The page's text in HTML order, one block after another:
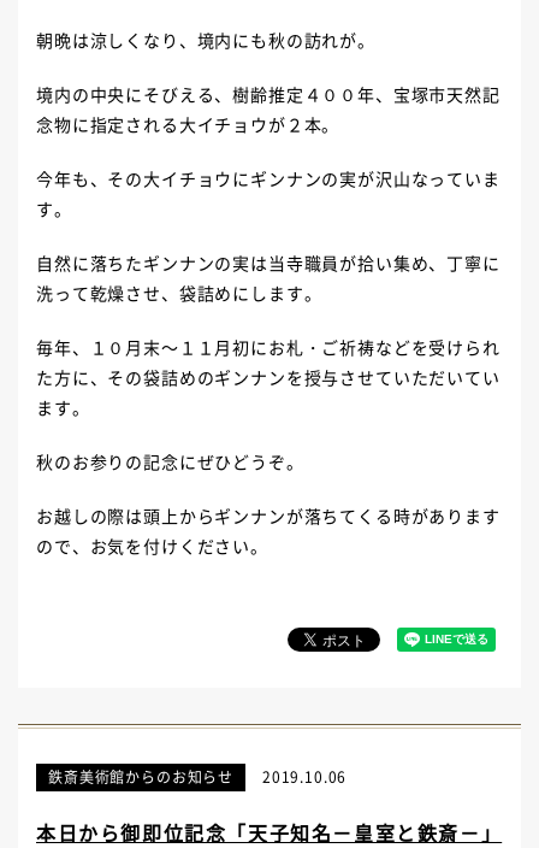
朝晩は涼しくなり、境内にも秋の訪れが。
境内の中央にそびえる、樹齢推定４００年、宝塚市天然記
念物に指定される大イチョウが２本。
今年も、その大イチョウにギンナンの実が沢山なっていま
す。
自然に落ちたギンナンの実は当寺職員が拾い集め、丁寧に
洗って乾燥させ、袋詰めにします。
毎年、１０月末～１１月初にお札・ご祈祷などを受けられ
た方に、その袋詰めのギンナンを授与させていただいてい
ます。
秋のお参りの記念にぜひどうぞ。
お越しの際は頭上からギンナンが落ちてくる時があります
ので、お気を付けください。
鉄斎美術館からのお知らせ 2019.10.06
本日から御即位記念「天子知名－皇室と鉄斎－」